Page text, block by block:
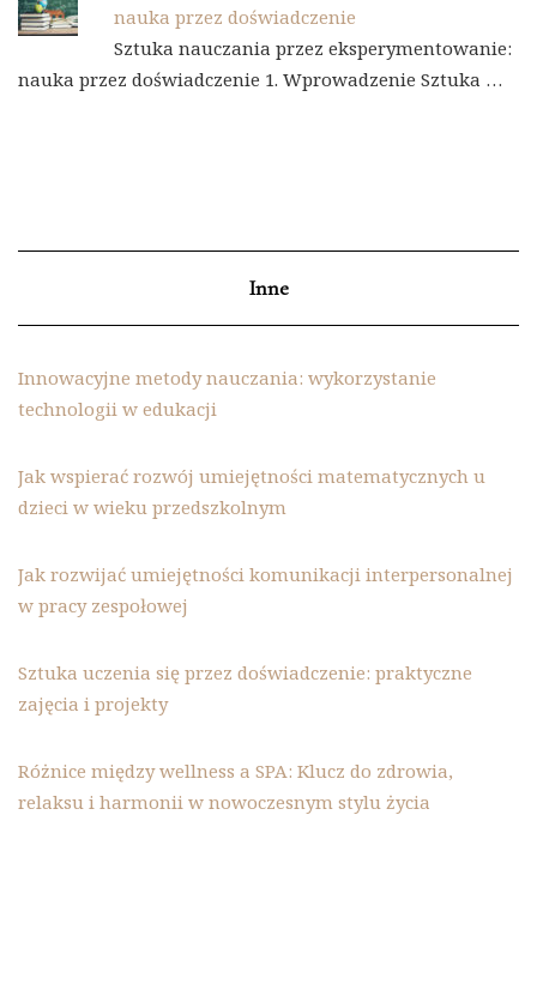
nauka przez doświadczenie
Sztuka nauczania przez eksperymentowanie:
nauka przez doświadczenie 1. Wprowadzenie Sztuka …
Inne
Innowacyjne metody nauczania: wykorzystanie
technologii w edukacji
Jak wspierać rozwój umiejętności matematycznych u
dzieci w wieku przedszkolnym
Jak rozwijać umiejętności komunikacji interpersonalnej
w pracy zespołowej
Sztuka uczenia się przez doświadczenie: praktyczne
zajęcia i projekty
Różnice między wellness a SPA: Klucz do zdrowia,
relaksu i harmonii w nowoczesnym stylu życia